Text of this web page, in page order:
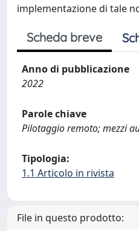
implementazione di tale
Scheda breve
Anno di pubblicazione
2022
Parole chiave
Pilotaggio remoto; mezzi
Tipologia:
1.1 Articolo in rivista
File in questo prodotto: